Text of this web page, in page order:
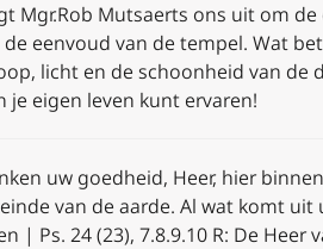
Mgr.Rob Mutsaerts ons uit om
de eenvoud van de tempel. Wat
licht en de schoonheid van
eigen leven kunt ervaren!
uw goedheid, Heer, hier
van de aarde. Al wat komt
| Ps. 24 (23), 7.8.9.10 R: De Heer